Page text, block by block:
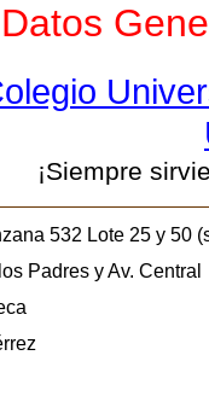
Datos
¡Siempre
532 Lote 25 y 50
Padres y Av. Central